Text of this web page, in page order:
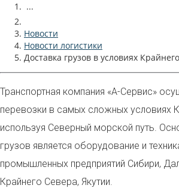
...
Новости
Новости логистики
Доставка грузов в условиях
Транспортная компания «А-Сервис»
перевозки в самых сложных условиях
используя Северный морской путь.
грузов является оборудование и
промышленных предприятий Сибири,
Крайнего Севера, Якутии.